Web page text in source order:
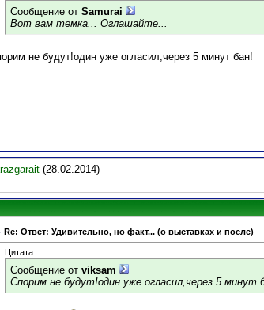
Сообщение от Samurai
Вот вам темка... Оглашайте...
не будут!один уже огласил,через 5 минут бан!
(28.02.2014)
Re: Ответ: Удивительно, но факт... (о выставках и после)
Цитата:
Сообщение от viksam
Спорим не будут!один уже огласил,через 5 минут